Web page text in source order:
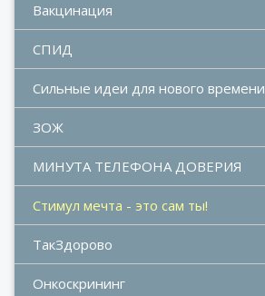
Вакцинация
СПИД
Сильные идеи для нового времени
ЗОЖ
МИНУТА ТЕЛЕФОНА ДОВЕРИЯ
Стимул мечта - это сам ты!
ТакЗдорово
Онкоскрининг